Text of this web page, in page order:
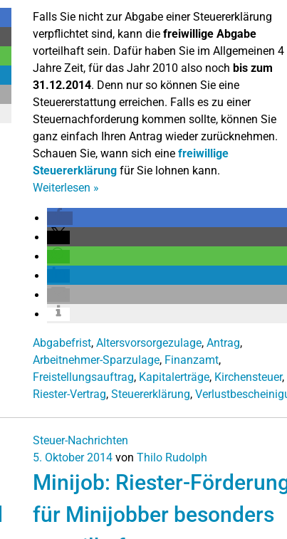
Falls Sie nicht zur Abgabe einer Steuererklärung
verpflichtet sind, kann die freiwillige Abgabe
vorteilhaft sein. Dafür haben Sie im Allgemeinen 4
Jahre Zeit, für das Jahr 2010 also noch bis zum
31.12.2014. Denn nur so können Sie eine
Steuererstattung erreichen. Falls es zu einer
Steuernachforderung kommen sollte, können Sie
ganz einfach Ihren Antrag wieder zurücknehmen.
Schauen Sie, wann sich eine freiwillige
Steuererklärung für Sie lohnen kann.
Weiterlesen »
Abgabefrist, Altersvorsorgezulage, Antrag,
Arbeitnehmer-Sparzulage, Finanzamt,
Freistellungsauftrag, Kapitalerträge, Kirchensteuer,
Riester-Vertrag, Steuererklärung,
Steuer-Nachrichten
5. Oktober 2014 von Thilo Rudolph
Minijob: Riester-
für Minijobber besonders